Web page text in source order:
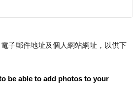
子郵件地址及個人網站網址，以供下
be able to add photos to your